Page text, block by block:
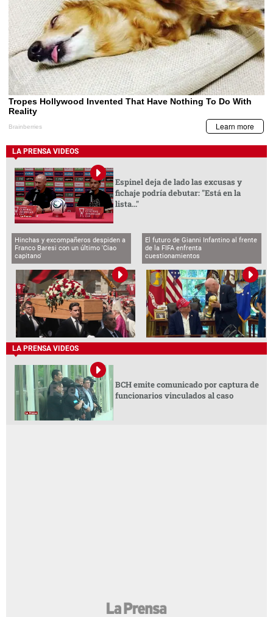
LA PRENSA VIDEOS
Espinel deja de lado las excusas y
fichaje podría debutar: "Está en la
lista..."
Hinchas y excompañeros despiden a
Franco Baresi con un último 'Ciao
capitano'
El futuro de Gianni Infantino al frente
de la FIFA enfrenta
cuestionamientos
LA PRENSA VIDEOS
BCH emite comunicado por captura de
funcionarios vinculados al caso